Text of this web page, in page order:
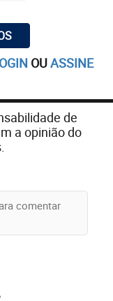
OUASSINE
de
a opinião do